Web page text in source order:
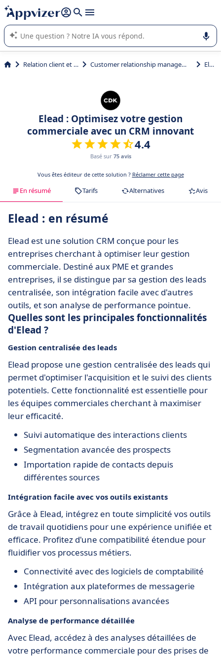
répondre (plusieurs lignes avec
L'IA de Appvizer vous guide dans l'utilisation ou la sélection de
logiciel SaaS en entreprise.
Relation client et vente Customer relationship management (CRM) Elead
Elead : Optimisez votre gestion
commerciale avec un CRM innovant
4.4
Basé sur 75 avis
Vous êtes éditeur de cette solution ? Réclamer cette page
En résumé Tarifs Alternatives Avis
Elead : en résumé
Elead est une solution CRM conçue pour les
entreprises cherchant à optimiser leur gestion
commerciale. Destiné aux PME et grandes
entreprises, il se distingue par sa gestion des leads
centralisée, son intégration facile avec d'autres
outils, et son analyse de performance pointue.
Quelles sont les principales fonctionnalités
d'Elead ?
Gestion centralisée des leads
Elead propose une gestion centralisée des leads qui
permet d'optimiser l'acquisition et le suivi des clients
potentiels. Cette fonctionnalité est essentielle pour
les équipes commerciales cherchant à maximiser
leur efficacité.
Suivi automatique des interactions clients
Segmentation avancée des prospects
Importation rapide de contacts depuis
différentes sources
Intégration facile avec vos outils existants
Grâce à Elead, intégrez en toute simplicité vos outils
de travail quotidiens pour une expérience unifiée et
efficace. Profitez d'une compatibilité étendue pour
fluidifier vos processus métiers.
Connectivité avec des logiciels de comptabilité
Intégration aux plateformes de messagerie
API pour personnalisations avancées
Analyse de performance détaillée
Avec Elead, accédez à des analyses détaillées de
votre performance commerciale pour des prises de